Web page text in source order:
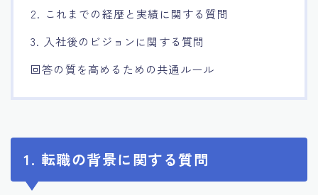
2. これまでの経歴と実績に関する質問
3. 入社後のビジョンに関する質問
回答の質を高めるための共通ルール
1. 転職の背景に関する質問